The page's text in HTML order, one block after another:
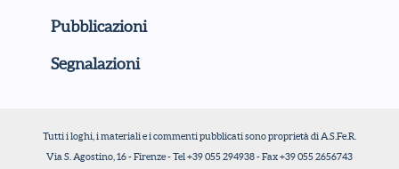
Pubblicazioni
Segnalazioni
Tutti i loghi, i materiali e i commenti pubblicati sono proprietà di A.S.Fe.R.
Via S. Agostino, 16 - Firenze - Tel +39 055 294938 - Fax +39 055 2656743